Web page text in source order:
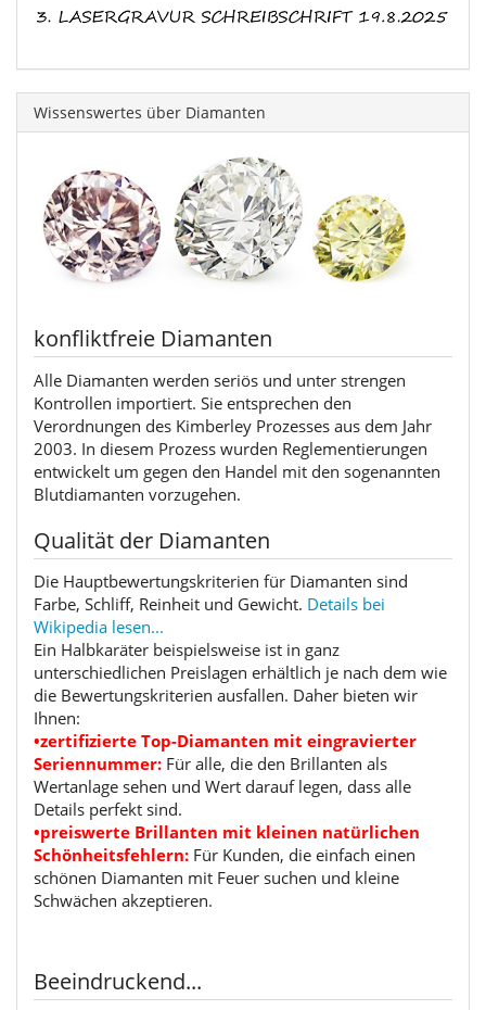
Wissenswertes über Diamanten
konfliktfreie Diamanten
Alle Diamanten werden seriös und unter strengen
Kontrollen importiert. Sie entsprechen den
Verordnungen des Kimberley Prozesses aus dem Jahr
2003. In diesem Prozess wurden Reglementierungen
entwickelt um gegen den Handel mit den sogenannten
Blutdiamanten vorzugehen.
Qualität der Diamanten
Die Hauptbewertungskriterien für Diamanten sind
Farbe, Schliff, Reinheit und Gewicht. Details bei
Wikipedia lesen...
Ein Halbkaräter beispielsweise ist in ganz
unterschiedlichen Preislagen erhältlich je nach dem wie
die Bewertungskriterien ausfallen. Daher bieten wir
Ihnen:
•zertifizierte Top-Diamanten mit eingravierter
Seriennummer: Für alle, die den Brillanten als
Wertanlage sehen und Wert darauf legen, dass alle
Details perfekt sind.
•preiswerte Brillanten mit kleinen natürlichen
Schönheitsfehlern: Für Kunden, die einfach einen
schönen Diamanten mit Feuer suchen und kleine
Schwächen akzeptieren.
Beeindruckend...